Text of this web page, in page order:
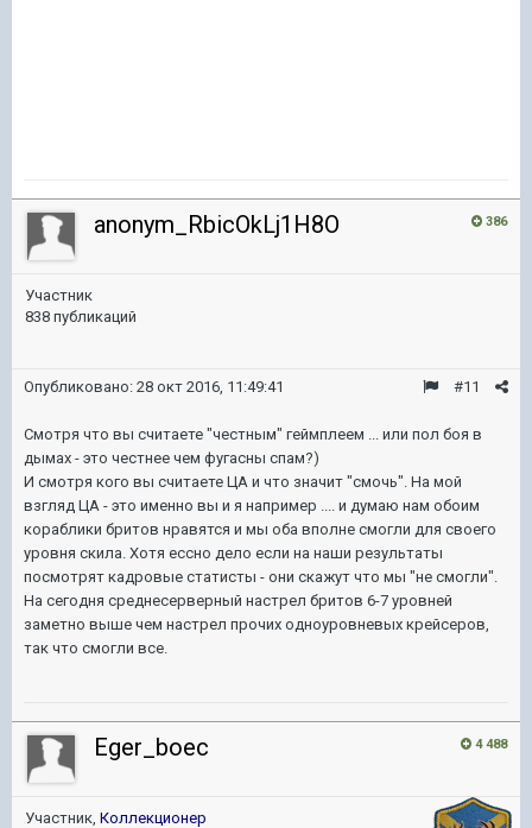
386
anonym_RbicOkLj1H8O
Участник
838 публикаций
#11
Опубликовано: 28 окт 2016, 11:49:41
Смотря что вы считаете "честным" геймплеем ... или пол боя в
дымах - это честнее чем фугасны спам?)
И смотря кого вы считаете ЦА и что значит "смочь". На мой
взгляд ЦА - это именно вы и я например .... и думаю нам обоим
кораблики бритов нравятся и мы оба вполне смогли для своего
уровня скила. Хотя ессно дело если на наши результаты
посмотрят кадровые статисты - они скажут что мы "не смогли".
На сегодня среднесерверный настрел бритов 6-7 уровней
заметно выше чем настрел прочих одноуровневых крейсеров,
так что смогли все.
4 488
Eger_boec
Участник, Коллекционер